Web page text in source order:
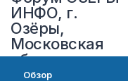
ИНФО, г.
Озёры,
Московская
область
Обзор